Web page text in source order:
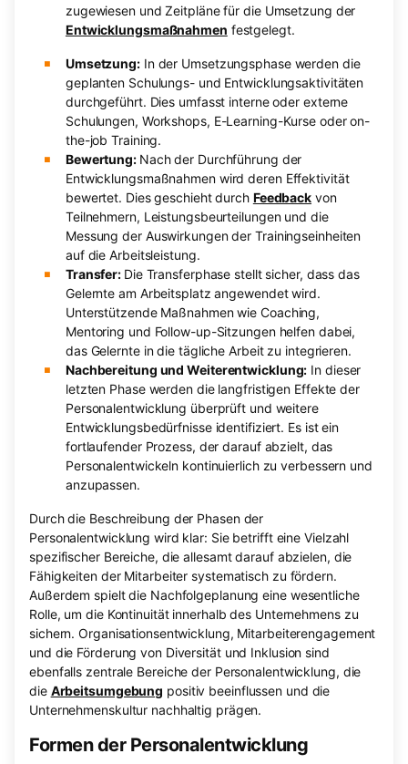
zugewiesen und Zeitpläne für die Umsetzung der
Entwicklungsmaßnahmen festgelegt.
Umsetzung:In der Umsetzungsphase werden die
geplanten Schulungs- und Entwicklungsaktivitäten
durchgeführt. Dies umfasst interne oder externe
Schulungen, Workshops, E-Learning-Kurse oder on-
the-job Training.
Bewertung: Nach der Durchführung der
Entwicklungsmaßnahmen wird deren Effektivität
bewertet. Dies geschieht durch Feedback von
Teilnehmern, Leistungsbeurteilungen und die
Messung der Auswirkungen der Trainingseinheiten
auf die Arbeitsleistung.
Transfer: Die Transferphase stellt sicher, dass das
Gelernte am Arbeitsplatz angewendet wird.
Unterstützende Maßnahmen wie Coaching,
Mentoring und Follow-up-Sitzungen helfen dabei,
das Gelernte in die tägliche Arbeit zu integrieren.
Nachbereitung und Weiterentwicklung: In dieser
letzten Phase werden die langfristigen Effekte der
Personalentwicklung überprüft und weitere
Entwicklungsbedürfnisse identifiziert. Es ist ein
fortlaufender Prozess, der darauf abzielt, das
Personalentwickeln kontinuierlich zu verbessern und
anzupassen.
Durch die Beschreibung der Phasen der
Personalentwicklung wird klar: Sie betrifft eine Vielzahl
spezifischer Bereiche, die allesamt darauf abzielen, die
Fähigkeiten der Mitarbeiter systematisch zu fördern.
Außerdem spielt die Nachfolgeplanung eine wesentliche
Rolle, um die Kontinuität innerhalb des Unternehmens zu
sichern. Organisationsentwicklung, Mitarbeiterengagement
und die Förderung von Diversität und Inklusion sind
ebenfalls zentrale Bereiche der Personalentwicklung, die
die Arbeitsumgebung positiv beeinflussen und die
Unternehmenskultur nachhaltig prägen.
Formen der Personalentwicklung